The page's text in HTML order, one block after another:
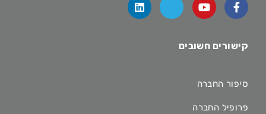
קישורים חשובים
סיפור החברה
פרופיל החברה